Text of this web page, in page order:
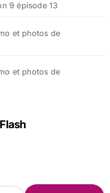
9 épisode 13
et photos de
et photos de